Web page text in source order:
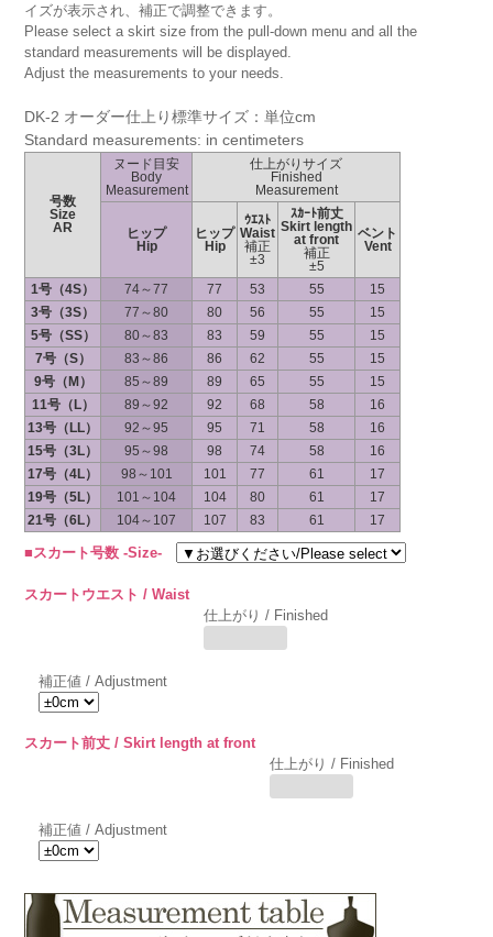
イズが表示され、補正で調整できます。
Please select a skirt size from the pull-down menu and all the
standard measurements will be displayed.
Adjust the measurements to your needs.
DK-2 オーダー仕上り標準サイズ：単位cm
Standard measurements: in centimeters
号数
Size
AR
ヌード目安
Body
Measurement
仕上がりサイズ
Finished
Measurement
ヒップ
Hip
ヒップ
Hip
ｳｴｽﾄ
Waist
補正
±3
ｽｶｰﾄ前丈
Skirt length
at front
補正
±5
ベント
Vent
1号（4S） 74～77 77 53 55
15
3号（3S）
77～80 80 56 55
15
5号（SS）
80～83 83 59 55
15
7号（S）
83～86 86 62 55
15
9号（M）
85～89 89 65 55
15
11号（L）
89～92 92 68 58
16
13号（LL）
92～95 95 71 58
16
15号（3L）
95～98 98 74 58
16
17号（4L）
98～101 101 77 61
17
19号（5L）
101～104 104 80 61
17
21号（6L）
104～107 107 83 61 17
■スカート号数 -Size-
スカートウエスト / Waist
仕上がり / Finished
補正値 / Adjustment
スカート前丈 / Skirt length at front
仕上がり / Finished
補正値 / Adjustment